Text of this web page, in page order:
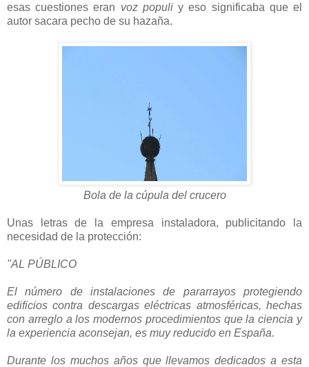
esas cuestiones eran voz populiy eso significaba que el
autor sacara pecho de su hazaña.
Bola de la cúpula del crucero
Unas letras de la empresa instaladora, publicitando la
necesidad de la protección:
"AL PÚBLICO
El número de instalaciones de pararrayos protegiendo
edificios contra descargas eléctricas atmosféricas, hechas
con arreglo a los modernos procedimientos que la ciencia y
la experiencia aconsejan, es muy reducido en España.
Durante los muchos años que llevamos dedicados a esta